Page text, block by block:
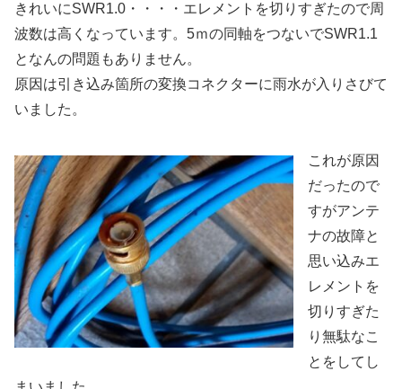
きれいにSWR1.0・・・・エレメントを切りすぎたので周
波数は高くなっています。5ｍの同軸をつないでSWR1.1
となんの問題もありません。
原因は引き込み箇所の変換コネクターに雨水が入りさびて
いました。
これが原因
だったので
すがアンテ
ナの故障と
思い込みエ
レメントを
切りすぎた
り無駄なこ
とをしてし